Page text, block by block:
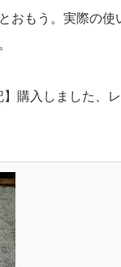
おもう。実際の使
】購入しました、